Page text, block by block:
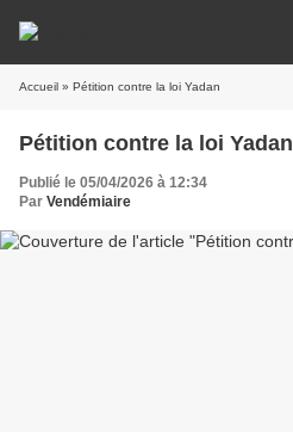
Accueil » Pétition contre la loi Yadan
Pétition contre la loi Yadan
Publié le 05/04/2026 à 12:34
Par Vendémiaire